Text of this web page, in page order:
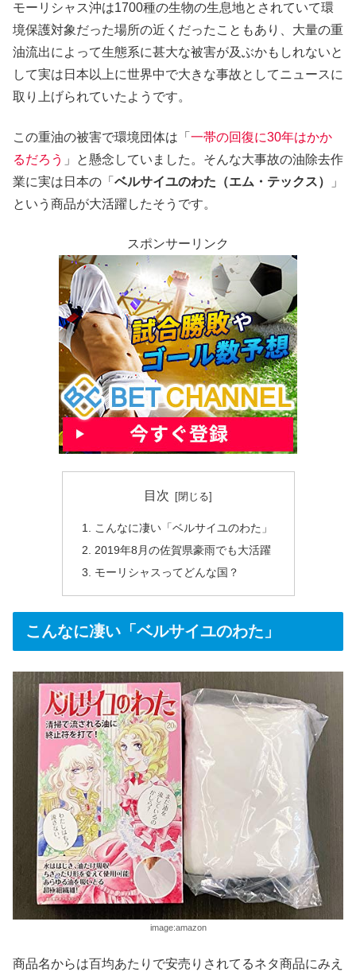
モーリシャス沖は1700種の生物の生息地とされていて環
境保護対象だった場所の近くだったこともあり、大量の重
油流出によって生態系に甚大な被害が及ぶかもしれないと
して実は日本以上に世界中で大きな事故としてニュースに
取り上げられていたようです。
この重油の被害で環境団体は「 一帯の回復に30年はかか
るだろう 」と懸念していました。そんな大事故の油除去作
業に実は日本の「 ベルサイユのわた（エム・テックス）
」
という商品が大活躍したそうです。
スポンサーリンク
目次
こんなに凄い「ベルサイユのわた」
2019年8月の佐賀県豪雨でも大活躍
モーリシャスってどんな国？
こんなに凄い「ベルサイユのわた」
image:amazon
商品名からは百均あたりで安売りされてるネタ商品にみえ